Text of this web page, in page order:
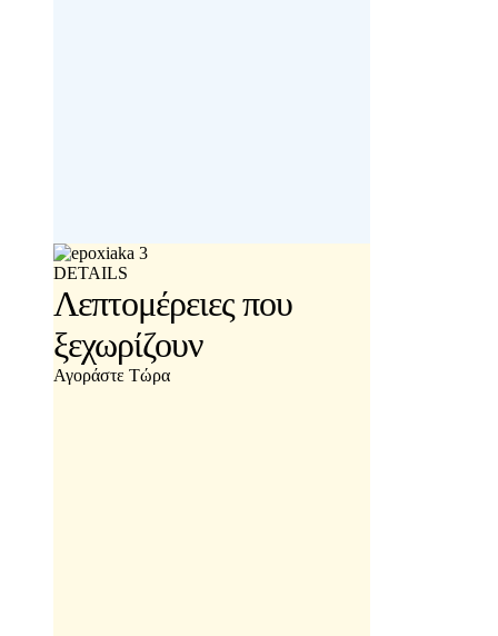
DETAILS
Λεπτομέρειες που
ξεχωρίζουν
Αγοράστε Τώρα